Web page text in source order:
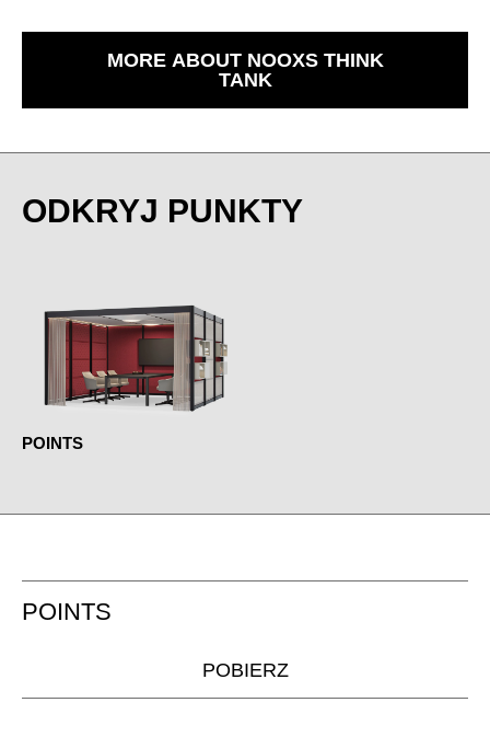
MORE ABOUT NOOXS THINK
TANK
ODKRYJ PUNKTY
POINTS
POINTS
POBIERZ